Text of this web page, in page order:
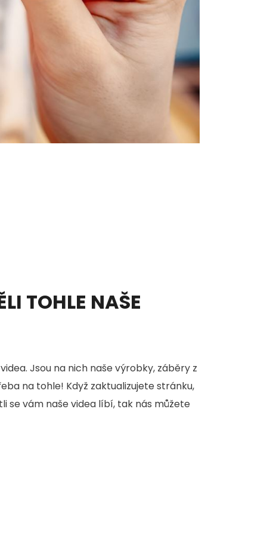
TOHLE NAŠE
Jsou na nich naše výrobky, záběry z
na tohle! Když zaktualizujete stránku,
se vám naše videa líbí, tak nás můžete